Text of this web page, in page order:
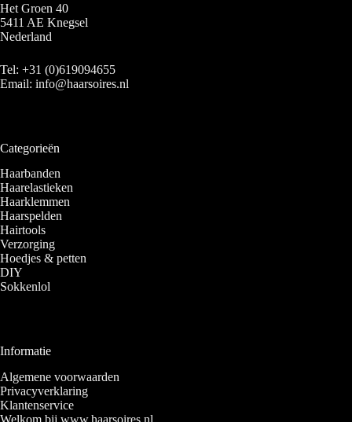
Het Groen 40
5411 AE Knegsel
Nederland
Tel: +31 (0)619094655
Email: info@haarsoires.nl
Categorieën
Haarbanden
Haarelastieken
Haarklemmen
Haarspelden
Hairtools
Verzorging
Hoedjes & petten
DIY
Sokkenlol
Informatie
Algemene voorwaarden
Privacyverklaring
Klantenservice